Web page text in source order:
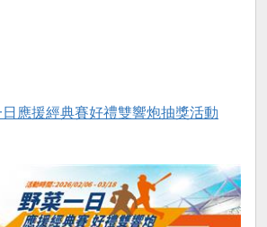
應援經典賽好禮雙響炮抽獎活動